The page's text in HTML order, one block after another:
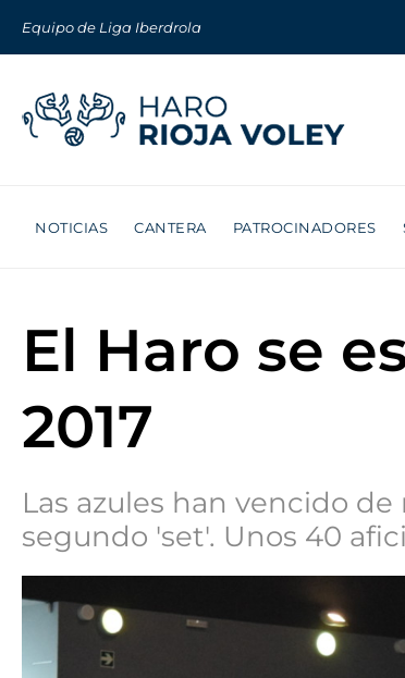
Equipo de Liga Iberdrola
NOTICIAS CANTERA PATROCINADORES
El Haro se
2017
Las azules han vencido
segundo 'set'. Unos 40